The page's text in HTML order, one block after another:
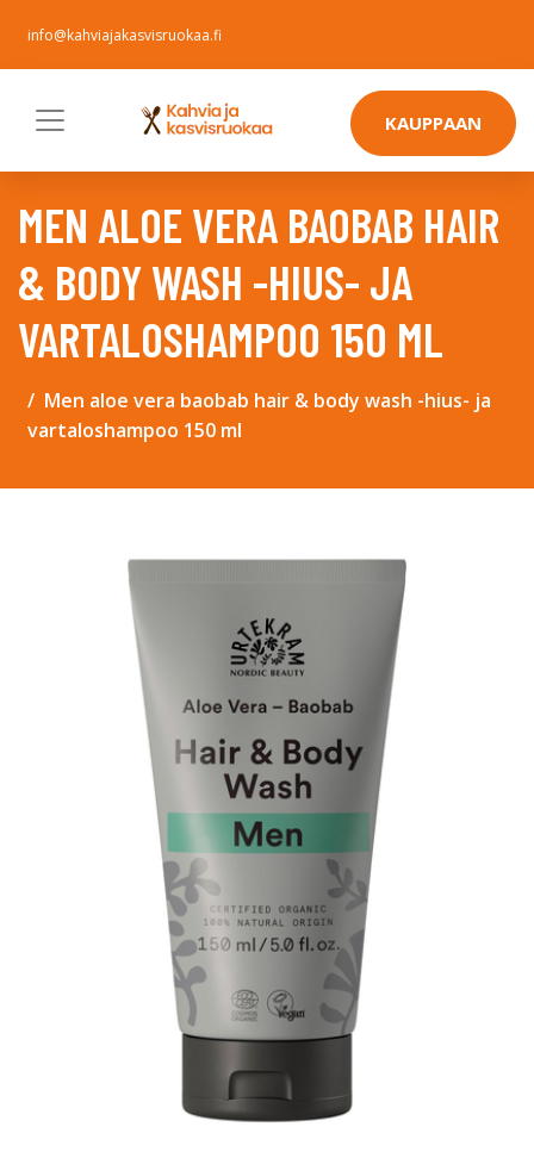
info@kahviajakasvisruokaa.fi
KAUPPAAN
MEN ALOE VERA BAOBAB HAIR
& BODY WASH -HIUS- JA
VARTALOSHAMPOO 150 ML
Men aloe vera baobab hair & body wash -hius- ja
vartaloshampoo 150 ml